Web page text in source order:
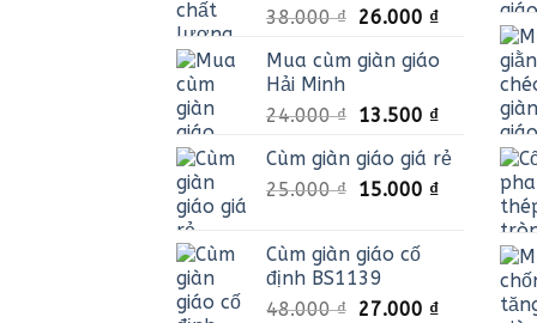
38.000₫ Giá
là:
26.000 ₫Giá
tại
26.000 ₫.
Mua cùm giàn giáo
Hải Minh
24.000₫ Giá
là:
24.000 ₫.
13.500 ₫Giá
tại
là:
13.500 ₫.
Cùm giàn giáo giá rẻ
25.000₫ Giá
25.000 ₫.
15.000 ₫Giá
15.000 ₫.
Cùm giàn giáo cố
định BS1139
48.000₫ Giá
27.000 ₫Giá